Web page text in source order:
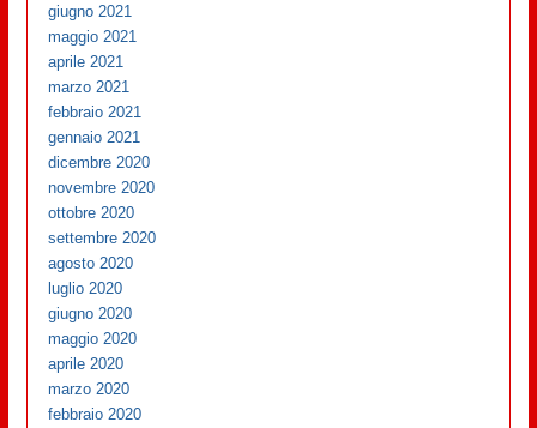
giugno 2021
maggio 2021
aprile 2021
marzo 2021
febbraio 2021
gennaio 2021
dicembre 2020
novembre 2020
ottobre 2020
settembre 2020
agosto 2020
luglio 2020
giugno 2020
maggio 2020
aprile 2020
marzo 2020
febbraio 2020